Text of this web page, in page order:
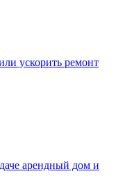
ускорить ремонт
арендный дом и